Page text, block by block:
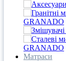
GRANADO
GRANADO
Матраси